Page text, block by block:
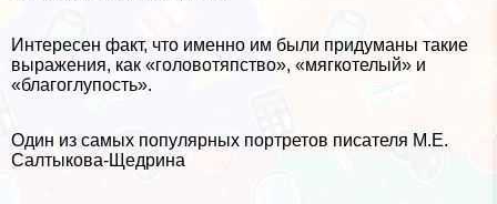
Интересен факт, что именно им были придуманы такие
выражения, как «головотяпство», «мягкотелый» и
«благоглупость».
Один из самых популярных портретов писателя М.Е.
Салтыкова-Щедрина